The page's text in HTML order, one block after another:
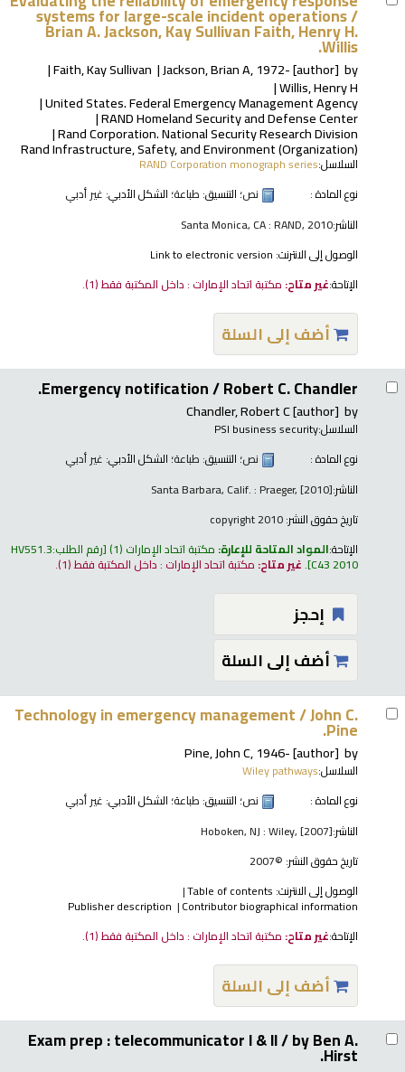
systems for large-scale incident operations /
Brian A. Jackson, Kay Sullivan Faith, Henry H.
Willis.
by
Jackson, Brian A, 1972-[author]
Faith, Kay Sullivan
Willis, Henry H
United States. Federal Emergency Management Agency
RAND Homeland Security and Defense Center
Rand Corporation. National Security Research Division
Rand Infrastructure, Safety, and Environment (Organization)
السلاسل:RAND Corporation monograph series
نوع المادة :
نص؛ التنسيق: طباعة؛ الشكل الأدبي: غير أدبي
الناشر:Santa Monica, CA : RAND, 2010
الوصول إلى الانترنت: Link to electronic version
الإتاحة:غير متاح: مكتبة اتحاد الإمارات : داخل المكتبة فقط(1).
أضف إلى السلة
Emergency notification /Robert C. Chandler.
by
Chandler, Robert C[author]
السلاسل:PSI business security
نوع المادة :
نص؛ التنسيق: طباعة؛ الشكل الأدبي: غير أدبي
الناشر:Santa Barbara, Calif. : Praeger, [2010]
تاريخ حقوق النشر:
الإتاحة:المواد المتاحة للإعارة: مكتبة اتحاد الإمارات (1) رقم الطلب:HV551.3
C43 2010
.غير متاح: مكتبة اتحاد الإمارات : داخل المكتبة فقط(1).
إحجز
أضف إلى السلة
Technology in emergency management /John C.
Pine.
by
Pine, John C, 1946-[author]
السلاسل:Wiley pathways
نوع المادة :
نص؛ التنسيق: طباعة؛ الشكل الأدبي: غير أدبي
الناشر:Hoboken, NJ : Wiley, [2007]
تاريخ حقوق النشر: ©2007
الوصول إلى الانترنت: Table of contents
Contributor biographical information
Publisher description
الإتاحة:غير متاح: مكتبة اتحاد الإمارات : داخل المكتبة فقط(1).
أضف إلى السلة
Exam prep : telecommunicator I & II /by Ben A.
Hirst.